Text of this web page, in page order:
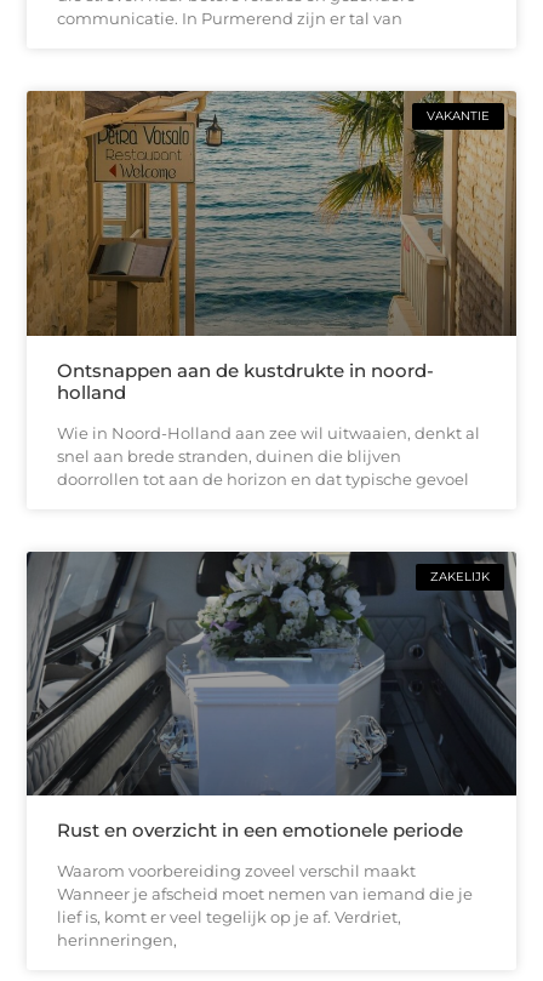
communicatie. In Purmerend zijn er tal van
VAKANTIE
Ontsnappen aan de kustdrukte in noord-
holland
Wie in Noord-Holland aan zee wil uitwaaien, denkt al
snel aan brede stranden, duinen die blijven
doorrollen tot aan de horizon en dat typische gevoel
ZAKELIJK
Rust en overzicht in een emotionele periode
Waarom voorbereiding zoveel verschil maakt
Wanneer je afscheid moet nemen van iemand die je
lief is, komt er veel tegelijk op je af. Verdriet,
herinneringen,